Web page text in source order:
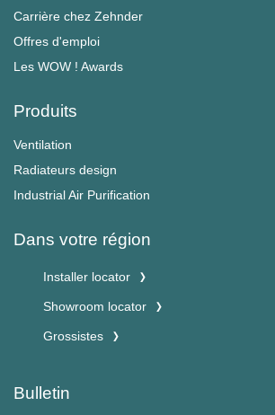
Carrière chez Zehnder
Offres d'emploi
Les WOW ! Awards
Produits
Ventilation
Radiateurs design
Industrial Air Purification
Dans votre région
Installer locator
Showroom locator
Grossistes
Bulletin